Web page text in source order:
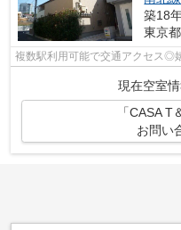
築18
東京都
複数駅利用可能で交通アクセス◎
現在空室情
「CASA
お問い